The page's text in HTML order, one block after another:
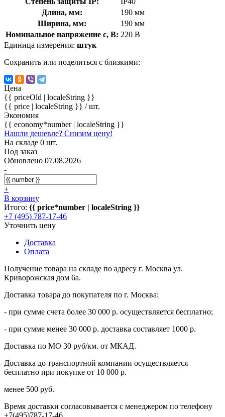
Длина, мм:
190 мм
Ширина, мм:
190 мм
Номинальное напряжение с, В: 220 В
Единица измерения: штук
Сохранить или поделиться с близкими:
Цена
{{ priceOld | localeString }}
{{ price | localeString }} / шт.
Экономия
{{ economy*number | localeString }}
Нашли дешевле? Снизим цену!
На складе 0 шт.
Под заказ
Обновлено 07.08.2026
-
+
В корзину
Итого: {{ price*number | localeString }}
+7 (495) 787-17-46
Уточнить цену
Доставка
Оплата
Получение товара на складе по адресу г. Москва ул.
Криворожская дом 6а.
Доставка товара до покупателя по г. Москва:
- при сумме счета более 30 000 р. осуществляется бесплатно;
- при сумме менее 30 000 р. доставка составляет 1000 р.
Доставка по МО 30 руб/км. от МКАД.
Доставка до транспортной компании осуществляется
бесплатно при покупке от 10 000 р.
менее 500 руб.
Время доставки согласовывается с менеджером по телефону
+7(495)787-17-46